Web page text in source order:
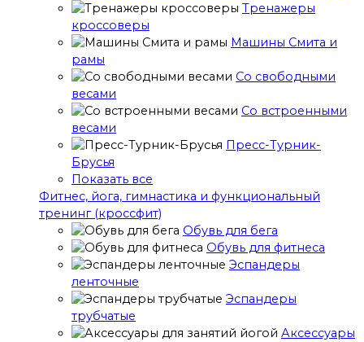
Тренажеры
кроссоверы
Машины Смита и
рамы
Со свободными
весами
Со встроенными
весами
Пресс-Турник-
Брусья
Показать все
Фитнес, йога, гимнастика и функциональный
тренинг (кроссфит)
Обувь для бега
Обувь для фитнеса
Эспандеры
ленточные
Эспандеры
трубчатые
Аксессуары